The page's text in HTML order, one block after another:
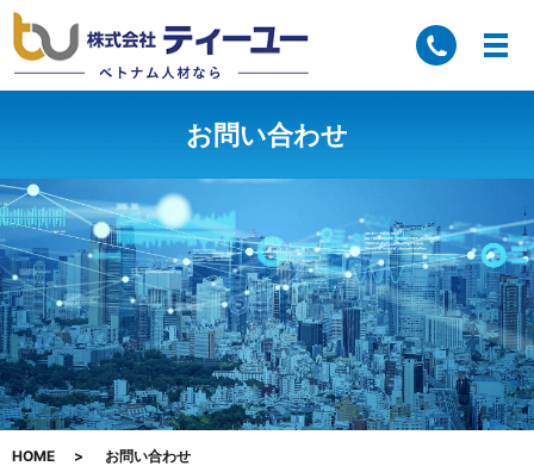
お問い合わせ
HOME お問い合わせ